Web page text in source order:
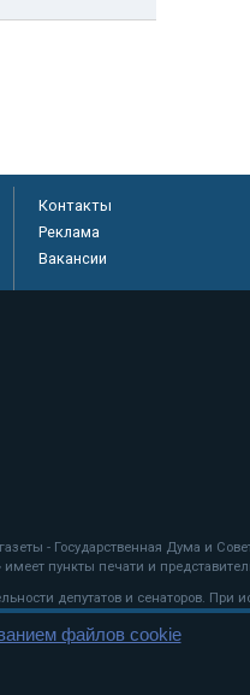
Контакты
Реклама
Вакансии
- Государственная Дума и
пункты печати и
депутатов и сенаторов. При
файлов cookie